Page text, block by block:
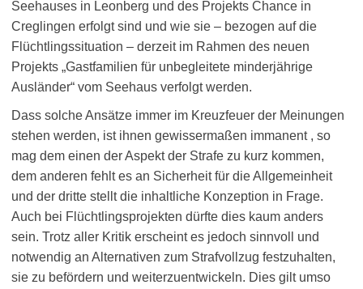
Seehauses in Leonberg und des Projekts Chance in
Creglingen erfolgt sind und wie sie – bezogen auf die
Flüchtlingssituation – derzeit im Rahmen des neuen
Projekts „Gastfamilien für unbegleitete minderjährige
Ausländer“ vom Seehaus verfolgt werden.
Dass solche Ansätze immer im Kreuzfeuer der Meinungen
stehen werden, ist ihnen gewissermaßen immanent , so
mag dem einen der Aspekt der Strafe zu kurz kommen,
dem anderen fehlt es an Sicherheit für die Allgemeinheit
und der dritte stellt die inhaltliche Konzeption in Frage.
Auch bei Flüchtlingsprojekten dürfte dies kaum anders
sein. Trotz aller Kritik erscheint es jedoch sinnvoll und
notwendig an Alternativen zum Strafvollzug festzuhalten,
sie zu befördern und weiterzuentwickeln. Dies gilt umso